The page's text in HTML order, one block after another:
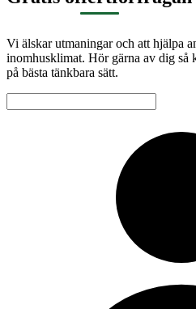
Vi älskar utmaningar och att hjälpa
inomhusklimat. Hör gärna av dig
på bästa tänkbara sätt.